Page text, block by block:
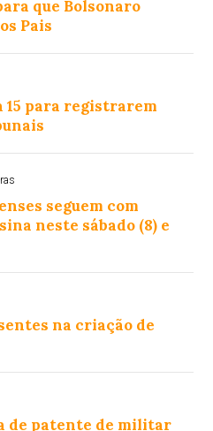
que Bolsonaro
Pais
15 para registrarem
seguem com
neste sábado (8) e
na criação de
de patente de militar